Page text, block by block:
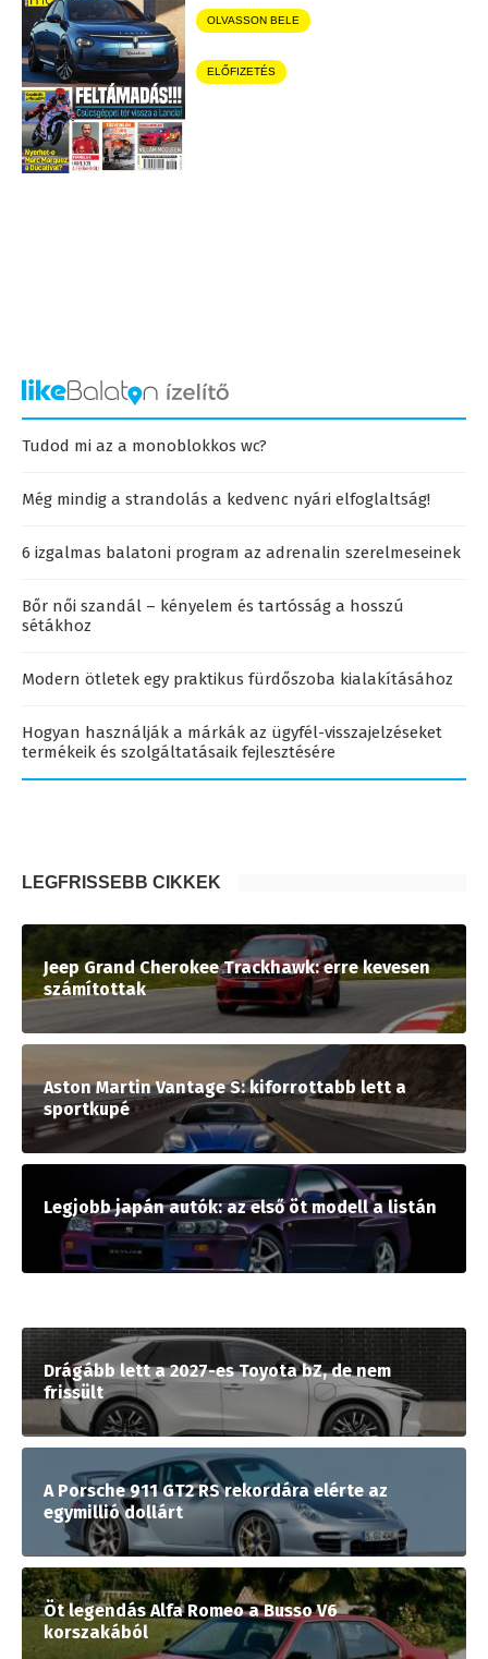
OLVASSON BELE
ELŐFIZETÉS
Tudod mi az a monoblokkos wc?
Még mindig a strandolás a kedvenc nyári elfoglaltság!
6 izgalmas balatoni program az adrenalin szerelmeseinek
Bőr női szandál – kényelem és tartósság a hosszú
sétákhoz
Modern ötletek egy praktikus fürdőszoba kialakításához
Hogyan használják a márkák az ügyfél-visszajelzéseket
termékeik és szolgáltatásaik fejlesztésére
LEGFRISSEBB CIKKEK
Jeep Grand Cherokee Trackhawk: erre kevesen
számítottak
Aston Martin Vantage S: kiforrottabb lett a
sportkupé
Legjobb japán autók: az első öt modell a listán
Drágább lett a 2027-es Toyota bZ, de nem
frissült
A Porsche 911 GT2 RS rekordára elérte az
egymillió dollárt
Öt legendás Alfa Romeo a Busso V6
korszakából